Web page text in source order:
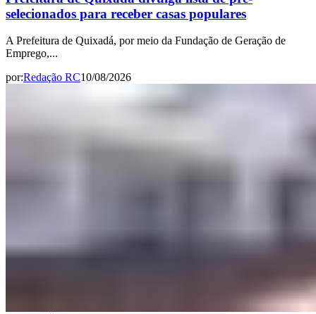
selecionados para receber casas populares
A Prefeitura de Quixadá, por meio da Fundação de Geração de
Emprego,...
por:Redação RC10/08/2026